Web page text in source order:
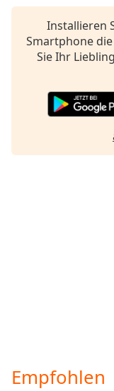
window.
Escape
window.
Installieren
Smartphone
Sie Ihr
Empfohlen